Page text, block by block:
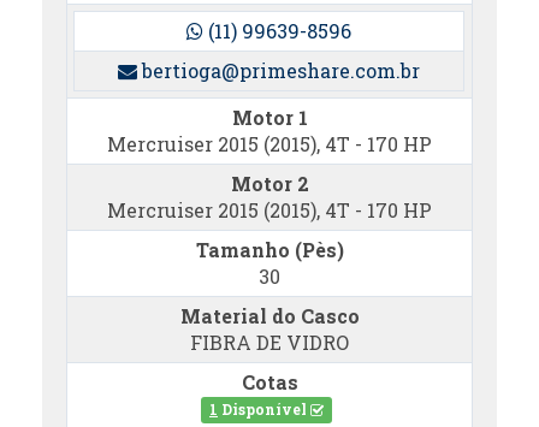
(11) 99639-8596
bertioga@primeshare.com.br
Motor 1
Mercruiser 2015 (2015), 4T - 170 HP
Motor 2
Mercruiser 2015 (2015), 4T - 170 HP
Tamanho (Pès)
30
Material do Casco
FIBRA DE VIDRO
Cotas
1 Disponível